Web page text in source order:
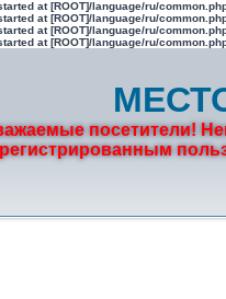
at [ROOT]/language/ru/
at [ROOT]/language/ru/
at [ROOT]/language/ru/
at [ROOT]/language/ru/
посетители!